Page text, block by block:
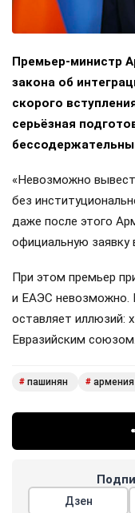
Премьер-министр
закона об
скорого
серьёзная
«Невозможно
без
даже после этого
официальную заявку
При этом премьер
и ЕАЭС невозможно.
оставляет иллюзий:
Евразийским союзом.
# пашинян # армения
Дзен